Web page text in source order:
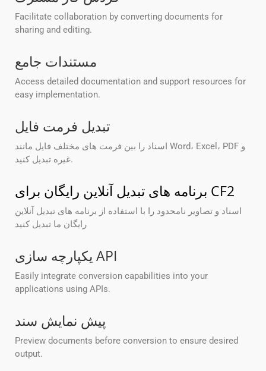
Facilitate collaboration by converting documents for
sharing and editing.
مستندات جامع
Access detailed documentation and support resources for
easy implementation.
تبدیل فرمت فایل
اسناد را بین فرمت های مختلف فایل مانند Word، Excel، PDF و
غیره تبدیل کنید.
برنامه های تبدیل آنلاین رایگان برای CF2
اسناد و تصاویر نامحدود را با استفاده از برنامه های تبدیل آنلاین
رایگان ما تبدیل کنید
یکپارچه سازی API
Easily integrate conversion capabilities into your
applications using APIs.
پیش نمایش سند
Preview documents before conversion to ensure desired
output.